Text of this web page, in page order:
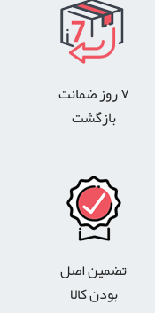
۷ روز ضمانت
بازگشت
تضمین اصل
بودن کالا